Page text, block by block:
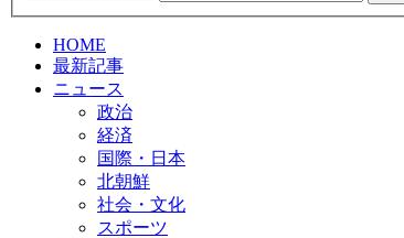
HOME
最新記事
ニュース
政治
経済
国際・日本
北朝鮮
社会・文化
スポーツ